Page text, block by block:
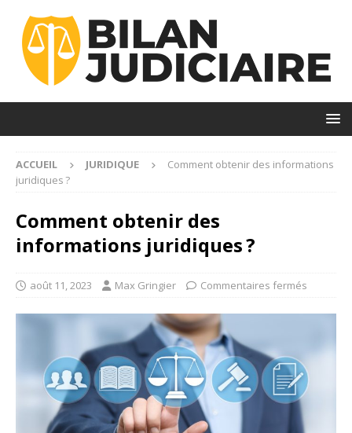
ACCUEIL JURIDIQUE
Comment obtenir des informations
juridiques ?
Comment obtenir des
informations juridiques ?
août 11, 2023 Max Gringier Commentaires fermés